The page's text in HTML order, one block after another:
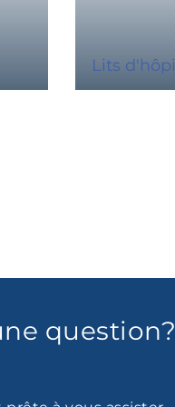
Lits
question?